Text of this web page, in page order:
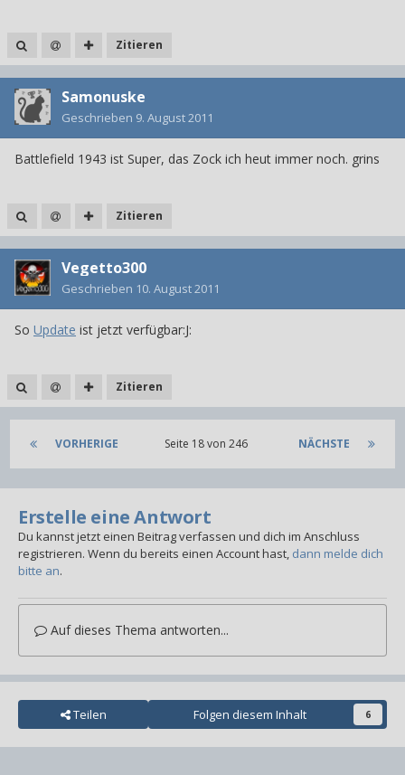
Zitieren
Samonuske
Geschrieben 9. August 2011
Battlefield 1943 ist Super, das Zock ich heut immer noch. grins
Zitieren
Vegetto300
Geschrieben 10. August 2011
So Update ist jetzt verfügbar:J:
Zitieren
VORHERIGE NÄCHSTE
Seite 18 von 246
Erstelle eine Antwort
Du kannst jetzt einen Beitrag verfassen und dich im Anschluss
registrieren. Wenn du bereits einen Account hast, dann melde dich
bitte an.
Auf dieses Thema antworten...
Teilen Folgen diesem Inhalt 6